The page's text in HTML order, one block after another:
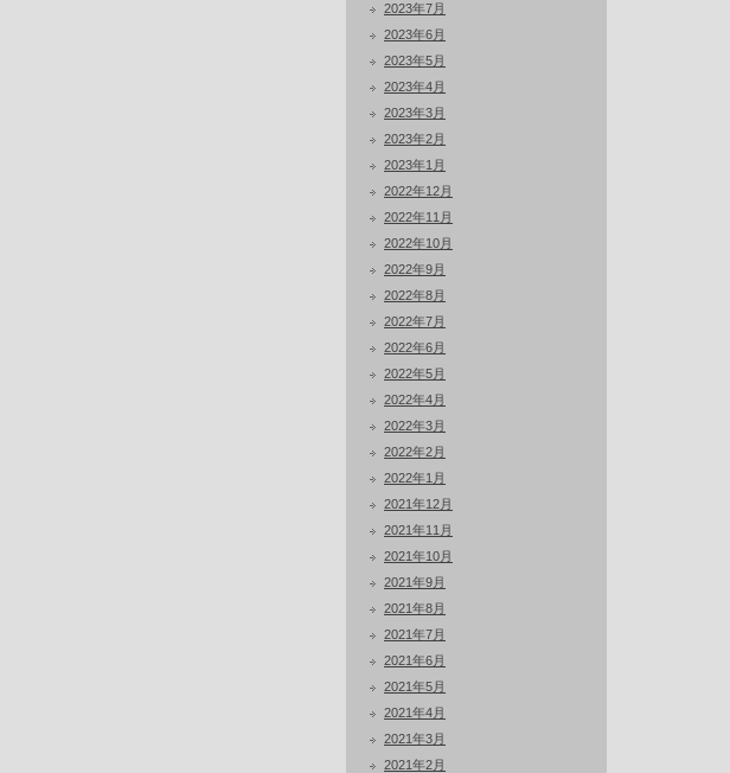
2023年7月
2023年6月
2023年5月
2023年4月
2023年3月
2023年2月
2023年1月
2022年12月
2022年11月
2022年10月
2022年9月
2022年8月
2022年7月
2022年6月
2022年5月
2022年4月
2022年3月
2022年2月
2022年1月
2021年12月
2021年11月
2021年10月
2021年9月
2021年8月
2021年7月
2021年6月
2021年5月
2021年4月
2021年3月
2021年2月